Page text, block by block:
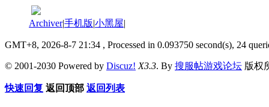
Archiver|手机版|小黑屋|
GMT+8, 2026-8-7 21:34 , Processed in 0.093750 second(s), 24
© 2001-2030 Powered by Discuz! X3.3. By 搜服帖游戏论坛 版权
快速回复 返回顶部 返回列表